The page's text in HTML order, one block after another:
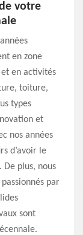
votre
en zone
en activités
toiture,
types
et
nos années
d’avoir le
plus, nous
par
sont